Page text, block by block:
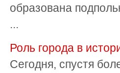
образована
...
Роль города в
Сегодня, спустя